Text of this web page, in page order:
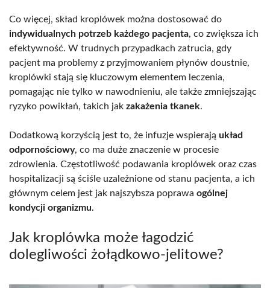
Co więcej, skład kroplówek można dostosować do
indywidualnych potrzeb każdego pacjenta, co zwiększa ich
efektywność. W trudnych przypadkach zatrucia, gdy
pacjent ma problemy z przyjmowaniem płynów doustnie,
kroplówki stają się kluczowym elementem leczenia,
pomagając nie tylko w nawodnieniu, ale także zmniejszając
ryzyko powikłań, takich jak zakażenia tkanek.
Dodatkową korzyścią jest to, że infuzje wspierają układ
odpornościowy, co ma duże znaczenie w procesie
zdrowienia. Częstotliwość podawania kroplówek oraz czas
hospitalizacji są ściśle uzależnione od stanu pacjenta, a ich
głównym celem jest jak najszybsza poprawa ogólnej
kondycji organizmu.
Jak kroplówka może łagodzić
dolegliwości żołądkowo-jelitowe?